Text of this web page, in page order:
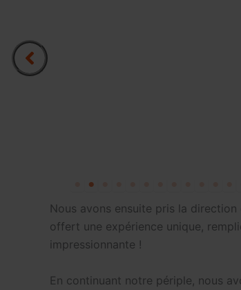
Nous avons ensuite pris la
offert une expérience unique,
impressionnante !
En continuant notre périple, nous